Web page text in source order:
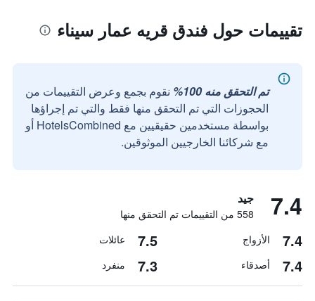
تقييمات حول فندق قريه عمار سيناء
تم التحقق منه 100%
نقوم بجمع وعرض التقييمات من
الحجوزات التي تم التحقق منها فقط والتي تم إجراؤها
بواسطة مستخدمين حقيقيين مع HotelsCombined أو
مع شركائنا الخارجيين الموثوقين.
7.4 جيد
558 من التقييمات تم التحقق منها
7.4 الأزواج 7.5 عائلات
7.4 أصدقاء 7.3 منفرد